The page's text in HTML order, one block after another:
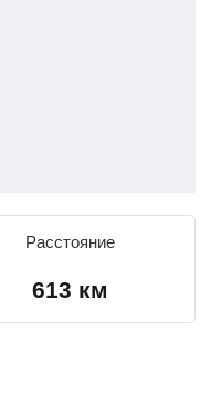
Расстояние
613 км